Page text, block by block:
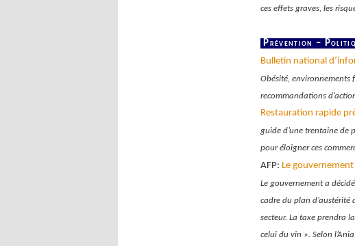
ces effets graves, les
Prévention –
Bulletin national
Obésité, environnements
recommandations
Restauration rapide
guide d’une trentaine de
pour éloigner ces
AFP: Le
Le gouvernement a
cadre du plan d’austérité
secteur. La taxe prendra
celui du vin ». Selon